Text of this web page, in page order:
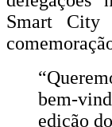
Smart City
bem-
edição